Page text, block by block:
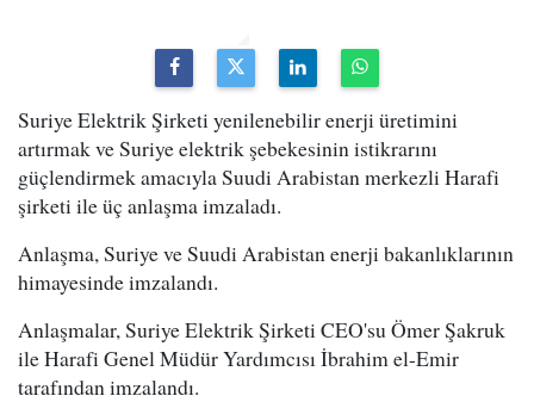
Suriye Elektrik Şirketi yenilenebilir enerji üretimini
artırmak ve Suriye elektrik şebekesinin istikrarını
güçlendirmek amacıyla Suudi Arabistan merkezli Harafi
şirketi ile üç anlaşma imzaladı.
Anlaşma, Suriye ve Suudi Arabistan enerji bakanlıklarının
himayesinde imzalandı.
Anlaşmalar, Suriye Elektrik Şirketi CEO'su Ömer Şakruk
ile Harafi Genel Müdür Yardımcısı İbrahim el-Emir
tarafından imzalandı.